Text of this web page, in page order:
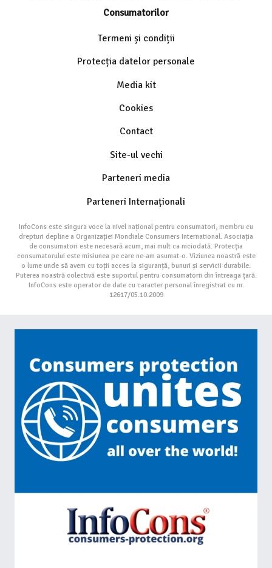
Consumatorilor
Termeni și condiții
Protecția datelor personale
Media kit
Cookies
Contact
Site-ul vechi
Parteneri media
Parteneri Internaționali
InfoCons este singura voce la nivel național pentru consumatori, membru cu
drepturi depline a Organizației Mondiale Consumers International. Asociația
de consumatori este necesară acum, mai mult ca niciodată. Protecția
consumatorului este misiunea pe care ne-am asumat-o. Viziunea noastră este
o lume unde să avem cu toții acces la siguranță, bunuri și servicii durabile.
Puterea noastră colectivă este suportul pentru consumatorii din întreaga țară.
InfoCons este operator de date cu caracter personal înregistrat cu nr.
12617/05.10.2009